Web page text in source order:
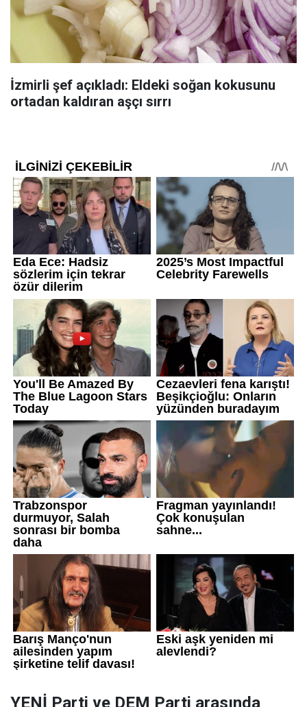
İzmirli şef açıkladı: Eldeki soğan kokusunu
ortadan kaldıran aşçı sırrı
YENİ Parti ve DEM Parti arasında